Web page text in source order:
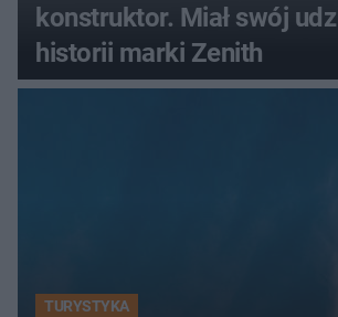
konstruktor. Miał swój
historii marki Zenith
TURYSTYKA